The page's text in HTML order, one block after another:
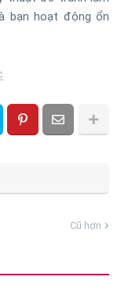
bạn hoạt động ổn
Cũ hơn